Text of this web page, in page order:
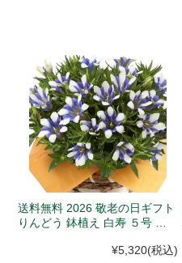
送料無料 2026 敬老の日ギフト
りんどう 鉢植え 白寿 ５号 カ
¥5,320(税込)